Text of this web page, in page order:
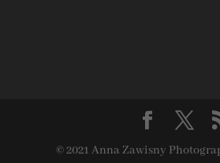
© 2021 Anna Zawisny